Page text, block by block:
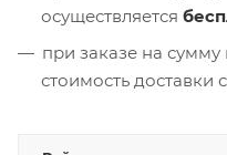
осуществляется
при заказе на сумму
стоимость доставки